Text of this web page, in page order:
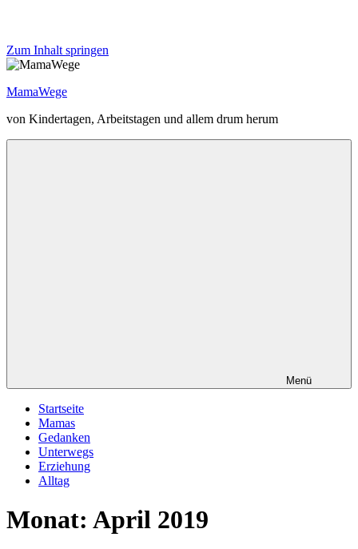
Zum Inhalt springen
MamaWege
von Kindertagen, Arbeitstagen und allem drum herum
Menü
Startseite
Mamas
Gedanken
Unterwegs
Erziehung
Alltag
Monat: April 2019